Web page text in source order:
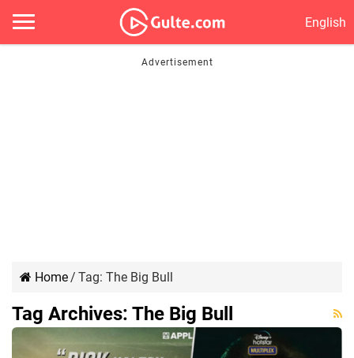
English
Home/ Tag: The Big Bull
Tag Archives: The Big Bull